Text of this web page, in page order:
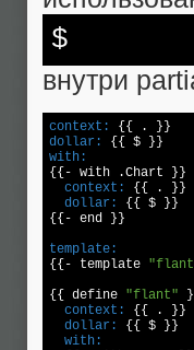
$
внутри
context:
dollar:
with:
  context:
  dollar:
{{ $ }}
template:
{{- template
{{ define "flant"
  context:
  dollar:
  with: